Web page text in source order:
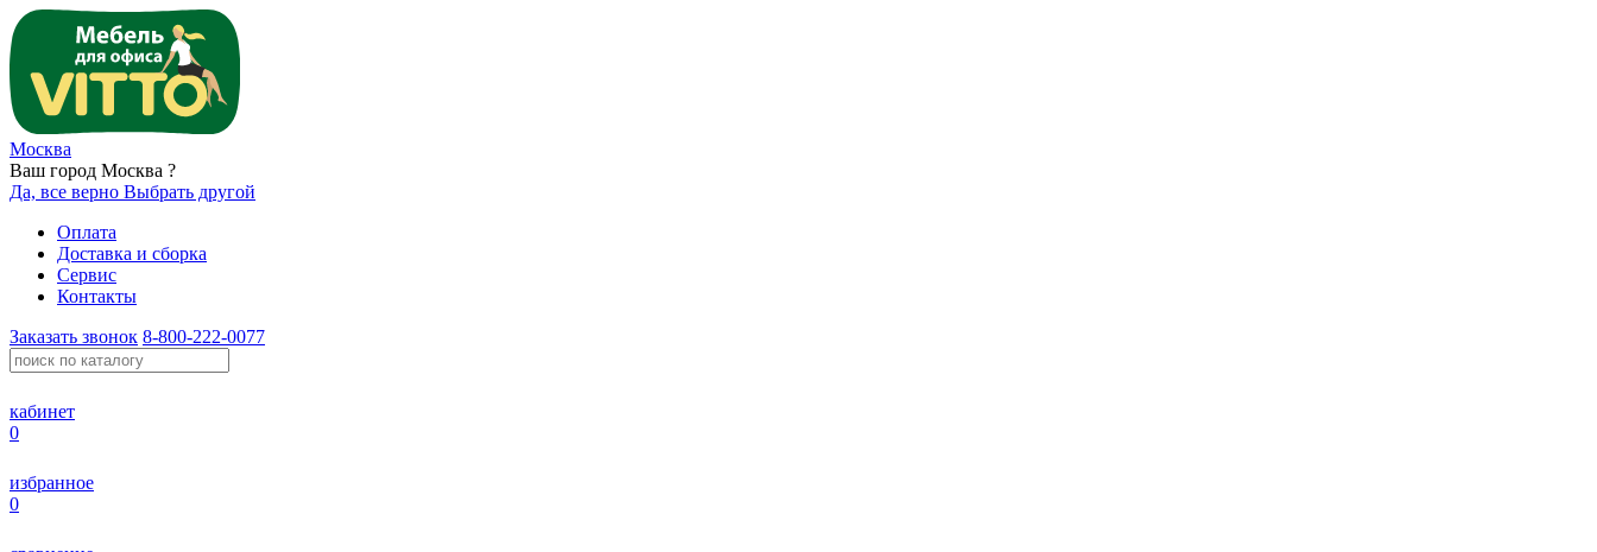
Москва
Ваш город Москва ?
Да, все верно Выбрать другой
Оплата
Доставка и сборка
Сервис
Контакты
Заказать звонок 8-800-222-0077
кабинет
0
избранное
0